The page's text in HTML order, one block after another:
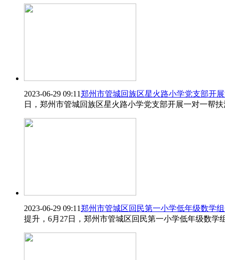
2023-06-29 09:11郑州市管城回族区星火路小学党支部开
日，郑州市管城回族区星火路小学党支部开展一对一帮
2023-06-29 09:11郑州市管城区回民第一小学低年级数学
提升，6月27日，郑州市管城区回民第一小学低年级数学